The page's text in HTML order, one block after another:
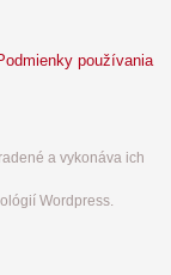
používania
a vykonáva ich
Wordpress.